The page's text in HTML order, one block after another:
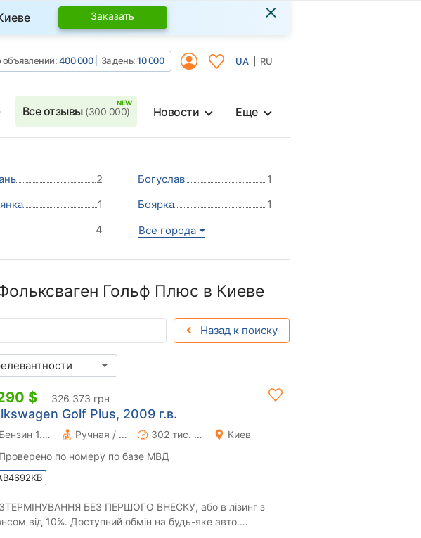
Заказать ×
объявлений:400 000 За день:10 000 UA RU
Все отзывы (300 000) Новости Еще
2 Богуслав
1
1 Боярка
1
4 Все города
Гольф Плюс в Киеве
Назад к поиску
$ 326 373 грн
Golf Plus, 2009 г.в.
Бензин 1.39 л. Ручная / Механика 302 тис. км
Киев
Проверено по номеру по базе МВД
БЕЗ ПЕРШОГО ВНЕСКУ, або в лізинг з
від 10%. Доступний обмін на будь-яке авто.